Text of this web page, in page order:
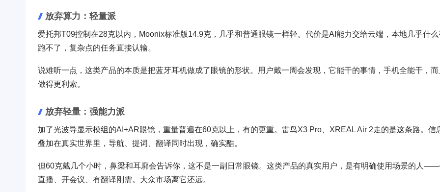
放弃算力：轻量派
爱托邦T09控制在28克以内，Moonix标准版14.9克，几乎和普通眼镜一样轻。代价是AI能力交给云端，本地几乎什么
跑不了，复杂点的任务直接认输。
说难听一点，这类产品的本质是把蓝牙耳机做成了眼镜的形状。用户戴一周会发现，它能干的事情，手机全能干，而
做得更利索。
放弃轻量：强能力派
加了光波导显示模组的AI+AR眼镜，重量普遍在60克以上，有的更重。雷鸟X3 Pro、XREAL Air 2走的是这条路。信
叠加在真实世界里，导航、提词、翻译同时出现，确实酷。
但60克戴几个小时，鼻梁和耳廓会告诉你，这不是一副日常眼镜。这类产品的真实用户，是有明确使用场景的人
直播、开会议、有翻译刚需。大众市场离它还远。